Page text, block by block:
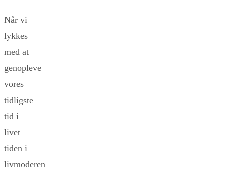
Når vi
lykkes
med at
genopleve
vores
tidligste
tid i
livet –
tiden i
livmoderen